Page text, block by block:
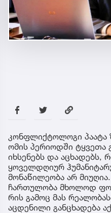
კონფლიქტოლოგი პაატა
ომის პერიოდში ტყვეთა
იხსენებს და აცხადებს,
ყოველდღიურ
მონაწილეობა არ
ჩართულობა მხოლოდ
რის გამოც მას
აცდენილი განცხადება